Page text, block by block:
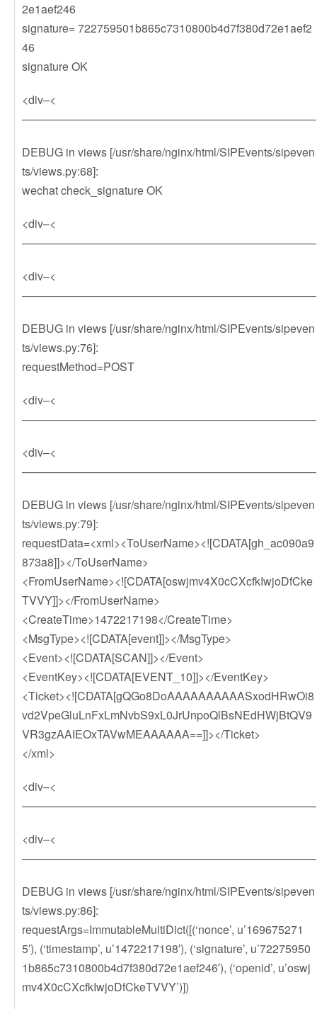
2e1aef246
signature= 722759501b865c7310800b4d7f380d72e1aef2
46
signature OK
<div–<
——————————————————————————
DEBUG in views [/usr/share/nginx/html/SIPEvents/sipeven
ts/views.py:68]:
wechat check_signature OK
<div–<
——————————————————————————
<div–<
——————————————————————————
DEBUG in views [/usr/share/nginx/html/SIPEvents/sipeven
ts/views.py:76]:
requestMethod=POST
<div–<
——————————————————————————
<div–<
——————————————————————————
DEBUG in views [/usr/share/nginx/html/SIPEvents/sipeven
ts/views.py:79]:
requestData=<xml><ToUserName><![CDATA[gh_ac090a9
873a8]]></ToUserName>
<FromUserName><![CDATA[oswjmv4X0cCXcfkIwjoDfCke
TVVY]]></FromUserName>
<CreateTime>1472217198</CreateTime>
<MsgType><![CDATA[event]]></MsgType>
<Event><![CDATA[SCAN]]></Event>
<EventKey><![CDATA[EVENT_10]]></EventKey>
<Ticket><![CDATA[gQGo8DoAAAAAAAAAASxodHRwOi8
vd2VpeGluLnFxLmNvbS9xL0JrUnpoQlBsNEdHWjBtQV9
VR3gzAAIEOxTAVwMEAAAAAA==]]></Ticket>
</xml>
<div–<
——————————————————————————
<div–<
——————————————————————————
DEBUG in views [/usr/share/nginx/html/SIPEvents/sipeven
ts/views.py:86]:
requestArgs=ImmutableMultiDict([(‘nonce’, u’169675271
5′), (‘timestamp’, u’1472217198′), (‘signature’, u’72275950
1b865c7310800b4d7f380d72e1aef246′), (‘openid’, u’oswj
mv4X0cCXcfkIwjoDfCkeTVVY’)])